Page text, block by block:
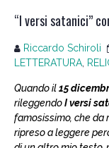
“I versi satanici”
Riccardo Schiroli
LETTERATURA
Quando il15
rileggendoI versi
famosissimo, che da
ripreso a leggere